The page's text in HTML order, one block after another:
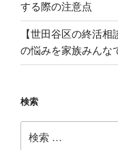
する際の注意点
【世田谷区の終活
の悩みを家族みんな
検索
索: